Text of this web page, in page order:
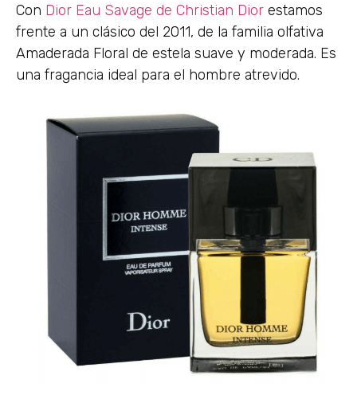
Con Dior Eau Savage de Christian Dior estamos
frente a un clásico del 2011, de la familia olfativa
Amaderada Floral de estela suave y moderada. Es
una fragancia ideal para el hombre atrevido.